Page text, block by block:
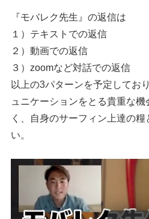
『モバレク先生』の返信は
１）テキストでの返信
２）動画での返信
３）zoomなど対話での返信
以上の3パターンを予定してお
ュニケーションをとる貴重な
く、自身のサーフィン上達の
い。